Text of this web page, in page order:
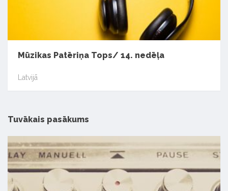
Mūzikas Patēriņa Tops/ 14. nedēļa
Latvijā
Tuvākais pasākums